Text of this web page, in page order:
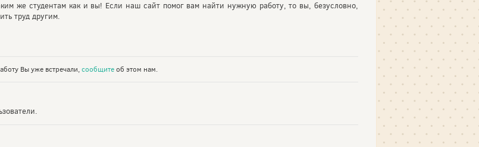
же студентам как и вы! Если наш сайт помог вам найти нужную работу, то вы, безусловно,
труд другим.
Вы уже встречали,сообщитеоб этом нам.